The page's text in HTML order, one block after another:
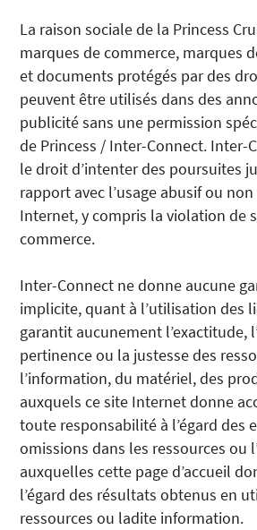
La raison sociale de la Princess
marques de commerce, marques
et documents protégés par des
peuvent être utilisés dans des
publicité sans une permission
de Princess / Inter-Connect. Inter-
le droit d’intenter des poursuites
rapport avec l’usage abusif ou
Internet, y compris la violation de
commerce.
Inter-Connect ne donne aucune
implicite, quant à l’utilisation des
garantit aucunement l’exactitude,
pertinence ou la justesse des
l’information, du matériel, des
auxquels ce site Internet donne
toute responsabilité à l’égard des
omissions dans les ressources ou
auxquelles cette page d’accueil
l’égard des résultats obtenus en
ressources ou ladite information.